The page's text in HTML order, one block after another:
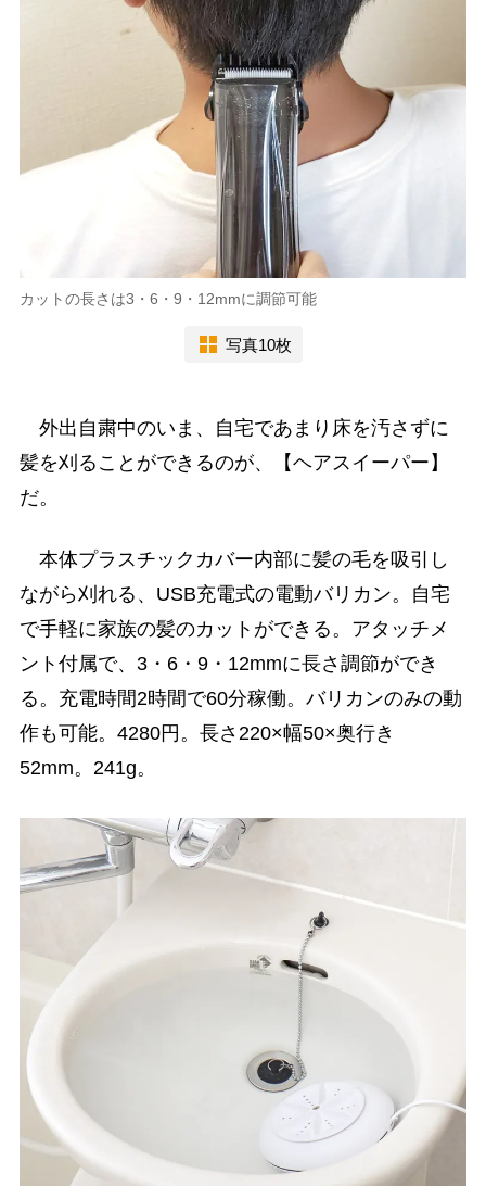
カットの長さは3・6・9・12mmに調節可能
写真10枚
外出自粛中のいま、自宅であまり床を汚さずに
髪を刈ることができるのが、【ヘアスイーパー】
だ。
本体プラスチックカバー内部に髪の毛を吸引し
ながら刈れる、USB充電式の電動バリカン。自宅
で手軽に家族の髪のカットができる。アタッチメ
ント付属で、3・6・9・12mmに長さ調節ができ
る。充電時間2時間で60分稼働。バリカンのみの動
作も可能。4280円。長さ220×幅50×奥行き
52mm。241g。